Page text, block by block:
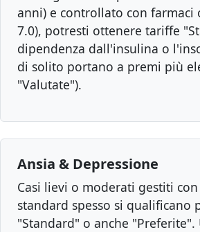
anni) e controllato con farmaci
7.0), potresti ottenere tariffe
dipendenza dall'insulina o
di solito portano a premi più
"Valutate").
Ansia & Depressione
Casi lievi o moderati gestiti
standard spesso si qualificano
"Standard" o anche "Preferite".